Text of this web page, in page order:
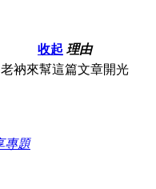
收起 理由
老衲來幫這篇文章開光
專題